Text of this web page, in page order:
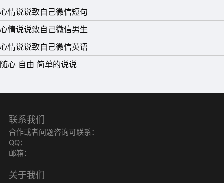
心情说说致自己微信短句
心情说说致自己微信男生
心情说说致自己微信英语
随心 自由 简单的说说
联系我们
合作或者问题咨询可联系：
QQ：
邮箱：
关于我们